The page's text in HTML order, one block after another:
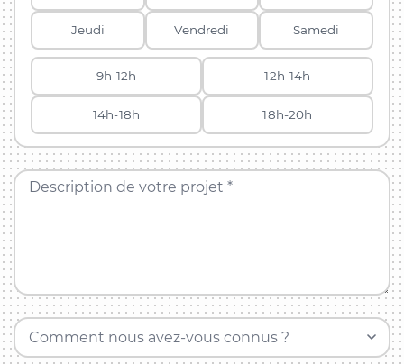
Jeudi Vendredi Samedi
9h-12h 12h-14h
14h-18h 18h-20h
Description de votre projet *
Comment nous avez-vous connus ?